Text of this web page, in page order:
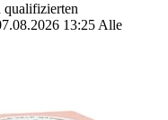
qualifizierten
13:25 Alle